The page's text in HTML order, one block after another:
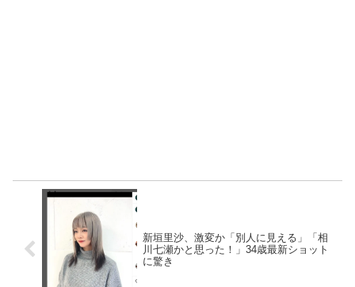
新垣里沙、激変か「別人に見える」「相
川七瀬かと思った！」34歳最新ショット
に驚き